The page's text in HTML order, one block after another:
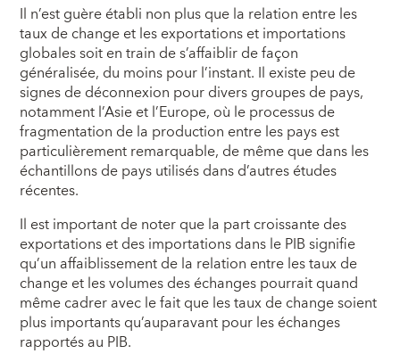
Il n’est guère établi non plus que la relation entre les
taux de change et les exportations et importations
globales soit en train de s’affaiblir de façon
généralisée, du moins pour l’instant. Il existe peu de
signes de déconnexion pour divers groupes de pays,
notamment l’Asie et l’Europe, où le processus de
fragmentation de la production entre les pays est
particulièrement remarquable, de même que dans les
échantillons de pays utilisés dans d’autres études
récentes.
Il est important de noter que la part croissante des
exportations et des importations dans le PIB signifie
qu’un affaiblissement de la relation entre les taux de
change et les volumes des échanges pourrait quand
même cadrer avec le fait que les taux de change soient
plus importants qu’auparavant pour les échanges
rapportés au PIB.